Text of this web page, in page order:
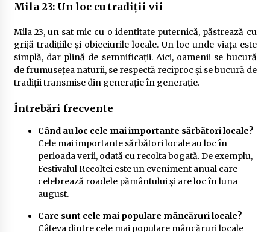
Mila 23: Un loc cu tradiții vii
Mila 23, un sat mic cu o identitate puternică, păstrează cu
grijă tradițiile și obiceiurile locale. Un loc unde viața este
simplă, dar plină de semnificații. Aici, oamenii se bucură
de frumusețea naturii, se respectă reciproc și se bucură de
tradiții transmise din generație în generație.
Întrebări frecvente
Când au loc cele mai importante sărbători locale?
Cele mai importante sărbători locale au loc în
perioada verii, odată cu recolta bogată. De exemplu,
Festivalul Recoltei este un eveniment anual care
celebrează roadele pământului și are loc în luna
august.
Care sunt cele mai populare mâncăruri locale?
Câteva dintre cele mai populare mâncăruri locale